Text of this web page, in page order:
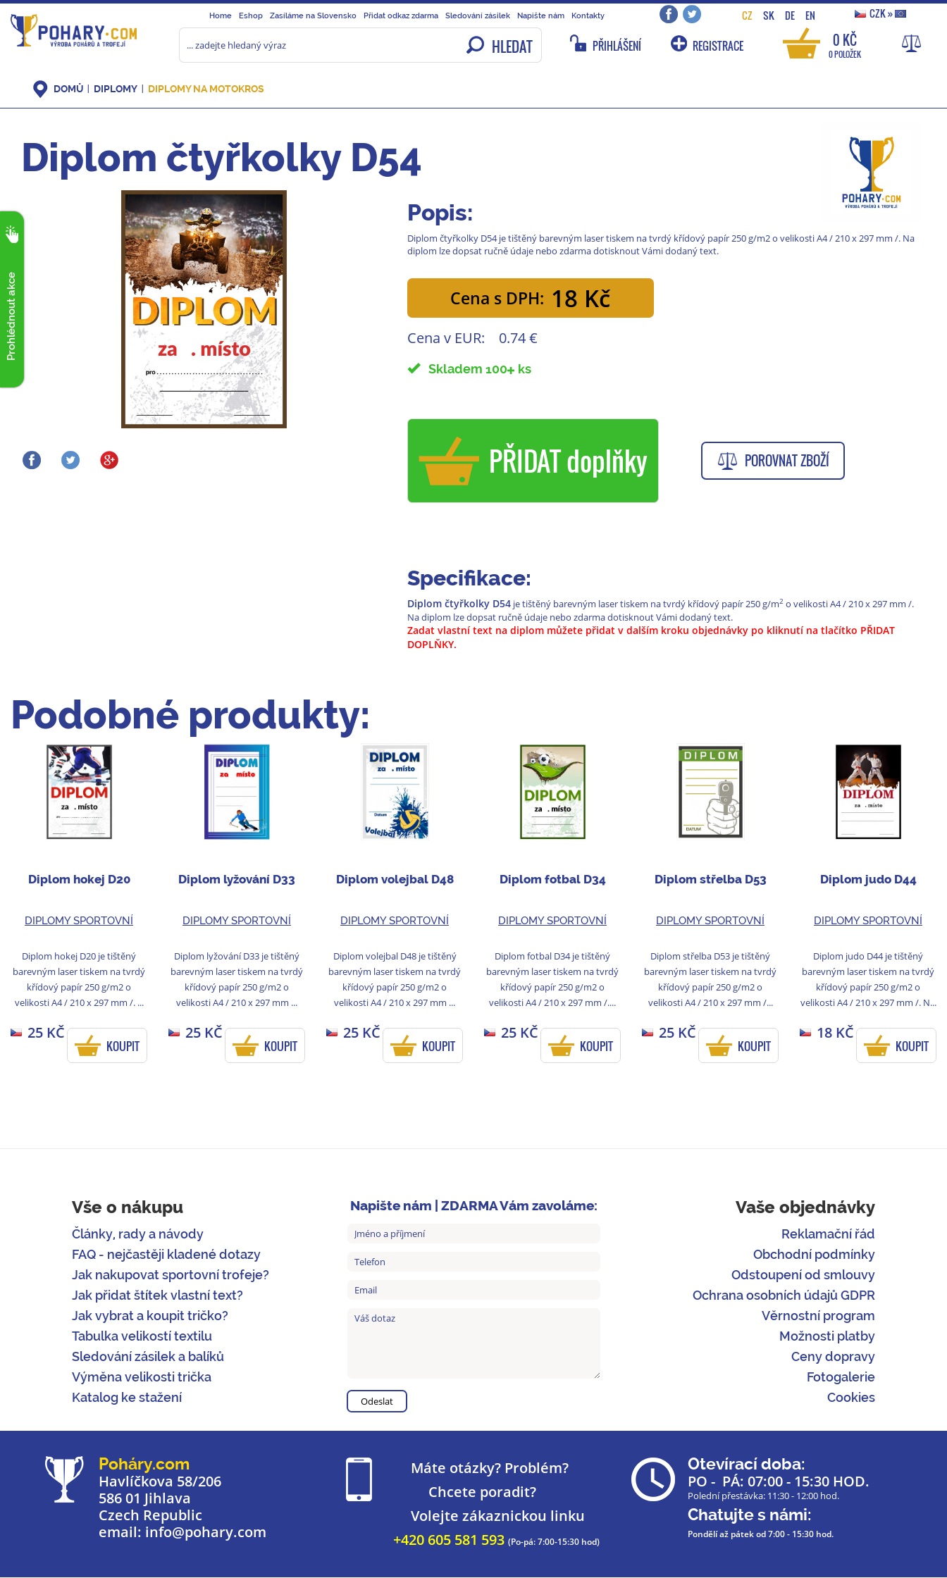
Home Eshop Zasíláme na Slovensko Přidat odkaz zdarma Sledování zásilek Napište nám Kontakty CZ SK DE EN CZK»
HLEDAT PŘIHLÁŠENÍ REGISTRACE 0 KČ
0 POLOŽEK
Prohlédnout akce
DOMŮ DIPLOMY DIPLOMY NA MOTOKROS
Diplom čtyřkolky D54
Popis:
Diplom čtyřkolky D54 je tištěný barevným laser tiskem na tvrdý křídový papír 250 g/m2 o velikosti A4 / 210 x 297 mm /. Na
diplom lze dopsat ručně údaje nebo zdarma dotisknout Vámi dodaný text.
Cena s DPH: 18 Kč
Cena v EUR: 0.74 €
Skladem 100 ks
PŘIDAT doplňky POROVNAT ZBOŽÍ
Specifikace:
Diplom čtyřkolky D54je tištěný barevným laser tiskem na tvrdý křídový papír 250 g/m2o velikosti A4 / 210 x 297 mm /.
Na diplom lze dopsat ručně údaje nebo zdarma dotisknout Vámi dodaný text.
Zadat vlastní text na diplom můžete přidat v dalším kroku objednávky po kliknutí na tlačítko PŘIDAT
DOPLŇKY.
Podobné produkty:
Diplom hokej D20
DIPLOMY SPORTOVNÍ
Diplom hokej D20 je tištěný
barevným laser tiskem na tvrdý
křídový papír 250 g/m2 o
velikosti A4 / 210 x 297 mm /. ...
25 KČ
KOUPIT
Diplom lyžování D33
DIPLOMY SPORTOVNÍ
Diplom lyžování D33 je tištěný
barevným laser tiskem na tvrdý
křídový papír 250 g/m2 o
velikosti A4 / 210 x 297 mm ...
25 KČ
KOUPIT
Diplom volejbal D48
DIPLOMY SPORTOVNÍ
Diplom volejbal D48 je tištěný
barevným laser tiskem na tvrdý
křídový papír 250 g/m2 o
velikosti A4 / 210 x 297 mm ...
25 KČ
KOUPIT
Diplom fotbal D34
DIPLOMY SPORTOVNÍ
Diplom fotbal D34 je tištěný
barevným laser tiskem na tvrdý
křídový papír 250 g/m2 o
velikosti A4 / 210 x 297 mm /....
25 KČ
KOUPIT
Diplom střelba D53
DIPLOMY SPORTOVNÍ
Diplom střelba D53 je tištěný
barevným laser tiskem na tvrdý
křídový papír 250 g/m2 o
velikosti A4 / 210 x 297 mm /...
25 KČ
KOUPIT
Diplom judo D44
DIPLOMY SPORTOVNÍ
Diplom judo D44 je tištěný
barevným laser tiskem na tvrdý
křídový papír 250 g/m2 o
velikosti A4 / 210 x 297 mm /. N...
18 KČ
KOUPIT
Vše o nákupu
Články, rady a návody
FAQ - nejčastěji kladené dotazy
Jak nakupovat sportovní trofeje?
Jak přidat štítek vlastní text?
Jak vybrat a koupit tričko?
Tabulka velikostí textilu
Sledování zásilek a balíků
Výměna velikosti trička
Katalog ke stažení
Napište nám | ZDARMA Vám zavoláme: Vaše objednávky
Reklamační řád
Obchodní podmínky
Odstoupení od smlouvy
Ochrana osobních údajů GDPR
Věrnostní program
Možnosti platby
Ceny dopravy
Fotogalerie
Cookies
Poháry.com
Havlíčkova 58/206
586 01 Jihlava
Czech Republic
email: info@pohary.com
Máte otázky? Problém?
Chcete poradit?
Volejte zákaznickou linku
+420 605 581 593 (Po-pá: 7:00-15:30 hod)
Otevírací doba:
PO - PÁ: 07:00 - 15:30 HOD.
Polední přestávka: 11:30 - 12:00 hod.
Chatujte s námi:
Pondělí až pátekod 7:00 - 15:30 hod.